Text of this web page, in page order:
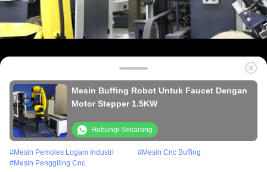
Mesin Buffing Robot Untuk Faucet Dengan
Motor Stepper 1.5KW
Hubungi Sekarang
#Mesin Pemoles Logam Industri #Mesin Cnc Buffing
#Mesin Penggiling Cnc